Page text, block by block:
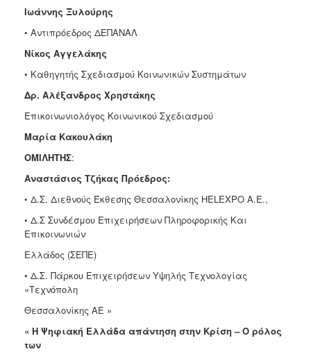
Ιωάννης Ξυλούρης
• Αντιπρόεδρος ΔΕΠΑΝΑΛ
Νίκος Αγγελάκης
• Καθηγητής Σχεδιασμού Κοινωνικών Συστημάτων
Δρ. Αλέξανδρος Χρηστάκης
Επικοινωνιολόγος Κοινωνικού Σχεδιασμού
Μαρία Κακουλάκη
ΟΜΙΛΗΤΗΣ:
Αναστάσιος Τζήκας Πρόεδρος:
• Δ.Σ. Διεθνούς Έκθεσης Θεσσαλονίκης HELEXPO Α.Ε.,
• Δ.Σ Συνδέσμου Επιχειρήσεων Πληροφορικής Και
Επικοινωνιών
Ελλάδος (ΣΕΠΕ)
• Δ.Σ. Πάρκου Επιχειρήσεων Υψηλής Τεχνολογίας
«Τεχνόπολη
Θεσσαλονίκης ΑΕ »
« Η Ψηφιακή Ελλάδα απάντηση στην Κρίση – Ο ρόλος
των